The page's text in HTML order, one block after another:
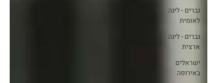
גברים - ליגה
לאומית
גברים - ליגה
ארצית
ישראלים
באירופה